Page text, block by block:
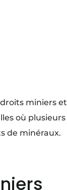
miniers et
où plusieurs
de minéraux.